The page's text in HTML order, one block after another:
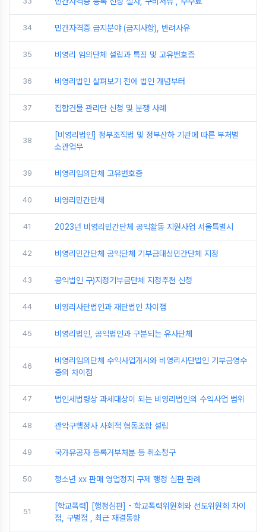
34 민간자격증 금지분야 (금지사항), 반려사유
35 비영리 임의단체 설립과 특징 및 고유번호증
36 비영리법인 살펴보기 전에 법인 개념부터
37 집합건물 관리단 신청 및 분쟁 사례
38
[비영리법인] 정부조직법 및 정부산하 기관에 따른 부처별
소관업무
39 비영리임의단체 고유번호증
40 비영리민간단체
41 2023년 비영리민간단체 공익활동 지원사업 서울특별시
42 비영리민간단체 공익단체 기부금대상민간단체 지정
43 공익법인 구)지정기부금단체 지정추천 신청
44 비영리사단법인과 재단법인 차이점
45 비영리법인, 공익법인과 구분되는 유사단체
46
비영리임의단체 수익사업개시와 비영리사단법인 기부금영수
증의 차이점
47 법인세법령상 과세대상이 되는 비영리법인의 수익사업 범위
48 관악구행정사 사회적 협동조합 설립
49 국가유공자 등록거부처분 등 취소청구
50 청소년 xx 판매 영업정지 구제 행정 심판 판례
51
[학교폭력] [행정심판] - 학교폭력위원회와 선도위원회 차이
점, 구별점 , 최근 재결동향